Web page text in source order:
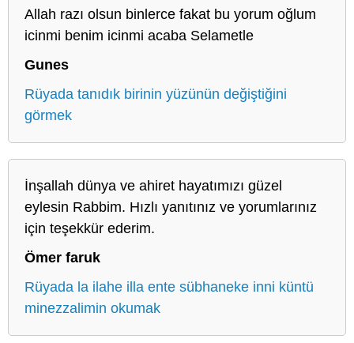
Allah razı olsun binlerce fakat bu yorum oğlum
icinmi benim icinmi acaba Selametle
Gunes
Rüyada tanıdık birinin yüzünün değiştiğini
görmek
İnşallah dünya ve ahiret hayatımızı güzel
eylesin Rabbim. Hızlı yanıtınız ve yorumlarınız
için teşekkür ederim.
Ömer faruk
Rüyada la ilahe illa ente sübhaneke inni küntü
minezzalimin okumak